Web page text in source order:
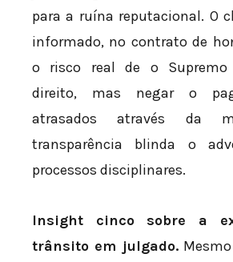
para a ruína reputacional. O
informado, no contrato de
o risco real de o Supremo
direito, mas negar o
atrasados através da
transparência blinda o
processos disciplinares.
Insight cinco sobre a
trânsito em julgado.Mesmo